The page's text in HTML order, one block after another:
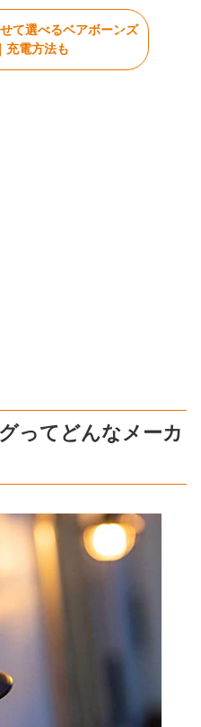
て選べるベアボーンズ
充電方法も
ってどんなメーカ